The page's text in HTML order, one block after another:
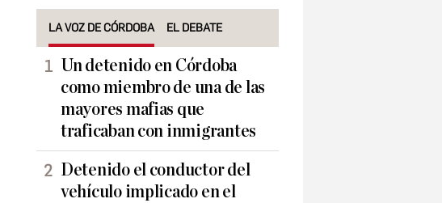
LA VOZ DE CÓRDOBA EL DEBATE
Un detenido en Córdoba
como miembro de una de las
mayores mafias que
traficaban con inmigrantes
Detenido el conductor del
vehículo implicado en el